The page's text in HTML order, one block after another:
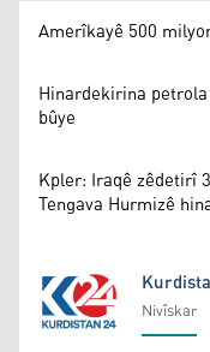
Amerîkayê 500
Hinardekirina
bûye
Kpler: Iraqê zêdetirî
Tengava Hurmizê
Nivîskar